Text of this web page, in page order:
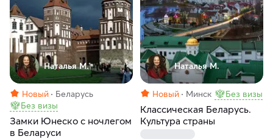
Наталья М.
Новый
Беларусь
Без визы
Замки Юнеско с ночлегом
в Беларуси
Наталья М.
Новый Минск Без визы
Классическая Беларусь.
Культура страны